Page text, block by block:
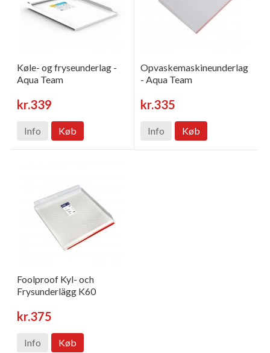
Køle- og fryseunderlag -
Aqua Team
kr.339
Info Køb
Opvaskemaskineunderlag
- Aqua Team
kr.335
Info Køb
Foolproof Kyl- och
Frysunderlägg K60
kr.375
Info Køb